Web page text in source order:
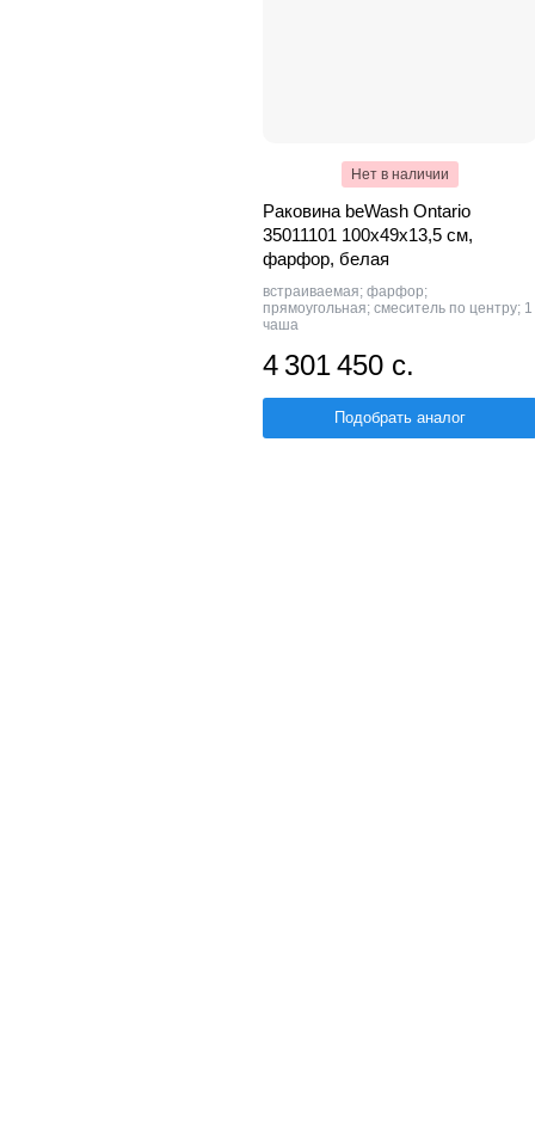
Нет в наличии
Раковина beWash Ontario
35011101 100х49х13,5 см,
фарфор, белая
встраиваемая; фарфор;
прямоугольная; смеситель по центру; 1
чаша
4 301 450 с.
Подобрать аналог